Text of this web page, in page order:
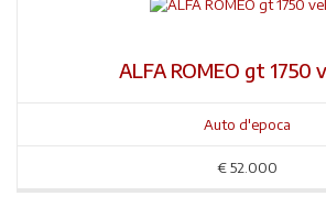
ALFA ROMEO gt 1750
Auto d'epoca
€ 52.000